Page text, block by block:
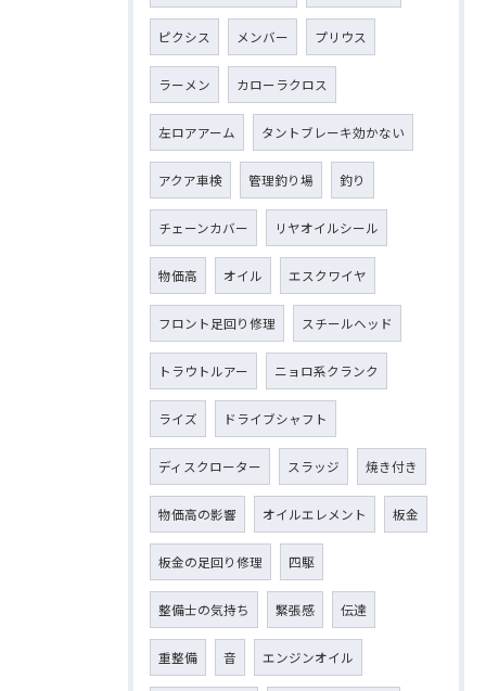
ピクシス メンバー プリウス
ラーメン カローラクロス
左ロアアーム タントブレーキ効かない
アクア車検 管理釣り場 釣り
チェーンカバー リヤオイルシール
物価高 オイル エスクワイヤ
フロント足回り修理 スチールヘッド
トラウトルアー ニョロ系クランク
ライズ ドライブシャフト
ディスクローター スラッジ 焼き付き
物価高の影響 オイルエレメント 板金
板金の足回り修理 四駆
整備士の気持ち 緊張感 伝達
重整備 音 エンジンオイル